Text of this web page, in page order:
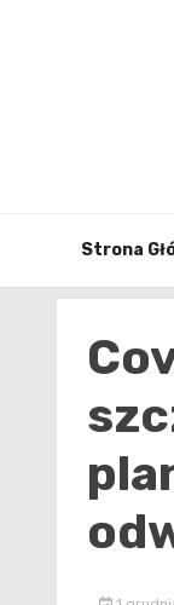
Strona